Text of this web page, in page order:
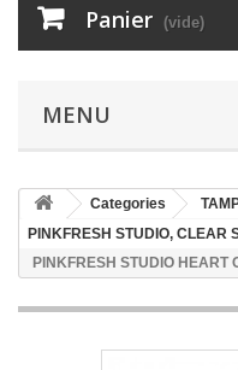
Panier (vide)
MENU
Categories
PINKFRESH STUDIO, CLEAR
PINKFRESH STUDIO HEART